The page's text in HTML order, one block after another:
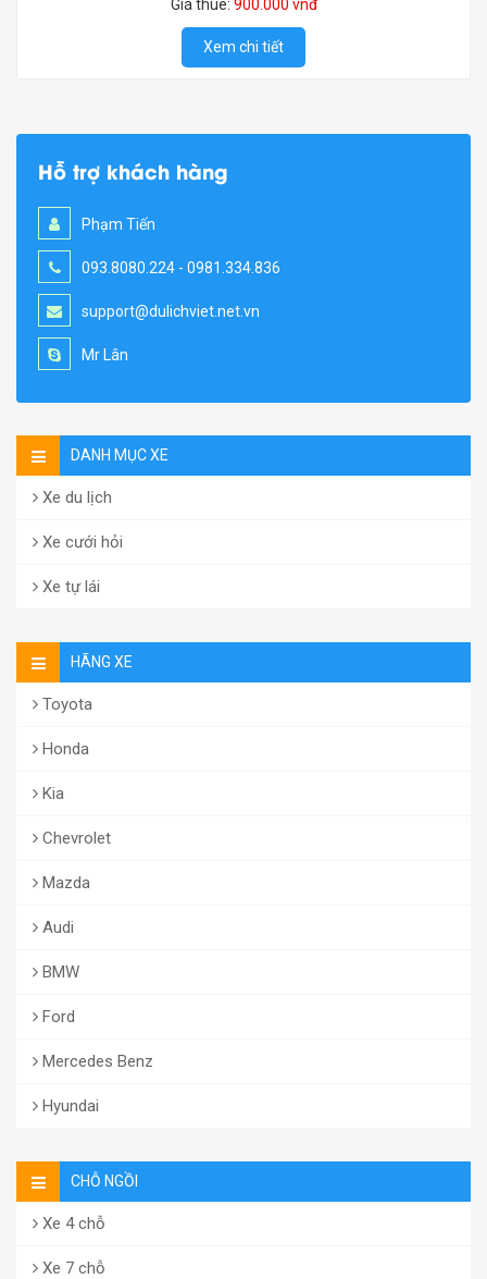
Giá thuê: 900.000 vnđ
Xem chi tiết
Hỗ trợ khách hàng
Phạm Tiến
093.8080.224 - 0981.334.836
support@dulichviet.net.vn
Mr Lân
DANH MỤC XE
Xe du lịch
Xe cưới hỏi
Xe tự lái
HÃNG XE
Toyota
Honda
Kia
Chevrolet
Mazda
Audi
BMW
Ford
Mercedes Benz
Hyundai
CHỖ NGỒI
Xe 4 chỗ
Xe 7 chỗ